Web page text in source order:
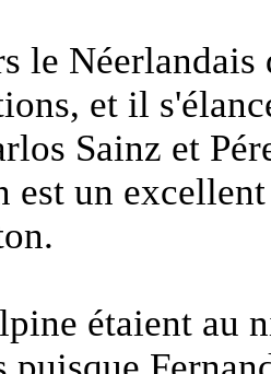
le
et il
Sainz et
est un
étaient au